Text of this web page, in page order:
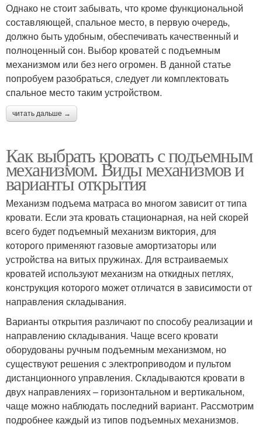
Однако не стоит забывать, что кроме функциональной
составляющей, спальное место, в первую очередь,
должно быть удобным, обеспечивать качественный и
полноценный сон. Выбор кроватей с подъемным
механизмом или без него огромен. В данной статье
попробуем разобраться, следует ли комплектовать
спальное место таким устройством.
читать дальше →
Как выбрать кровать с подъемным
механизмом. Виды механизмов и
варианты открытия
Механизм подъема матраса во многом зависит от типа
кровати. Если эта кровать стационарная, на ней скорей
всего будет подъемный механизм виктория, для
которого применяют газовые амортизаторы или
устройства на витых пружинах. Для встраиваемых
кроватей используют механизм на откидных петлях,
конструкция которого может отличатся в зависимости от
направления складывания.
Варианты открытия различают по способу реализации и
направлению складывания. Чаще всего кровати
оборудованы ручным подъемным механизмом, но
существуют решения с электроприводом и пультом
дистанционного управления. Складываются кровати в
двух направлениях – горизонтальном и вертикальном,
чаще можно наблюдать последний вариант. Рассмотрим
подробнее каждый из типов подъемных механизмов.